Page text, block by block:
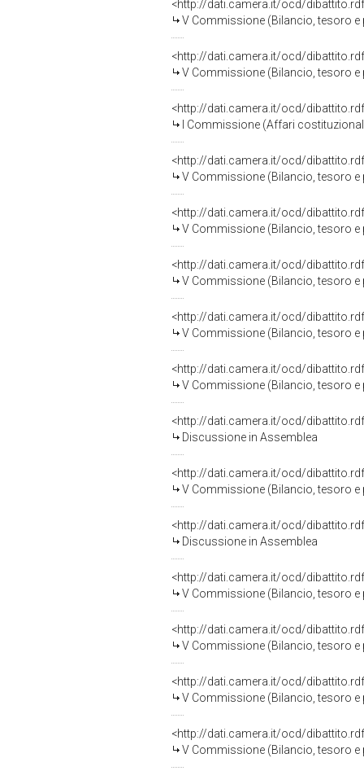
<http://dati.camera.it/ocd/
V Commissione (Bilancio, tesoro
<http://dati.camera.it/ocd/
V Commissione (Bilancio, tesoro
<http://dati.camera.it/ocd/
I Commissione (Affari
<http://dati.camera.it/ocd/
V Commissione (Bilancio, tesoro
<http://dati.camera.it/ocd/
V Commissione (Bilancio, tesoro
<http://dati.camera.it/ocd/
V Commissione (Bilancio, tesoro
<http://dati.camera.it/ocd/
V Commissione (Bilancio, tesoro
<http://dati.camera.it/ocd/
V Commissione (Bilancio, tesoro
<http://dati.camera.it/ocd/
Discussione in Assemblea
<http://dati.camera.it/ocd/
V Commissione (Bilancio, tesoro
<http://dati.camera.it/ocd/
Discussione in Assemblea
<http://dati.camera.it/ocd/
V Commissione (Bilancio, tesoro
<http://dati.camera.it/ocd/
V Commissione (Bilancio, tesoro
<http://dati.camera.it/ocd/
V Commissione (Bilancio, tesoro
<http://dati.camera.it/ocd/
V Commissione (Bilancio, tesoro